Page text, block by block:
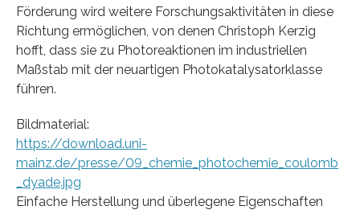
Förderung wird weitere Forschungsaktivitäten in diese
Richtung ermöglichen, von denen Christoph Kerzig
hofft, dass sie zu Photoreaktionen im industriellen
Maßstab mit der neuartigen Photokatalysatorklasse
führen.
Bildmaterial:
https://download.uni-
mainz.de/presse/09_chemie_photochemie_coulomb
_dyade.jpg
Einfache Herstellung und überlegene Eigenschaften